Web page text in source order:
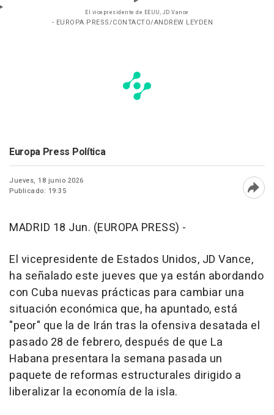
El vicepresidente de EEUU, JD Vance
- EUROPA PRESS/CONTACTO/ANDREW LEYDEN
Europa Press Política
Jueves, 18 junio 2026
Publicado: 19:35
MADRID 18 Jun. (EUROPA PRESS) -
El vicepresidente de Estados Unidos, JD Vance,
ha señalado este jueves que ya están abordando
con Cuba nuevas prácticas para cambiar una
situación económica que, ha apuntado, está
"peor" que la de Irán tras la ofensiva desatada el
pasado 28 de febrero, después de que La
Habana presentara la semana pasada un
paquete de reformas estructurales dirigido a
liberalizar la economía de la isla.